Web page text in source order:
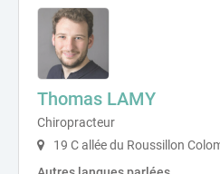
Thomas LAMY
Chiropracteur
19 C allée du Roussillon